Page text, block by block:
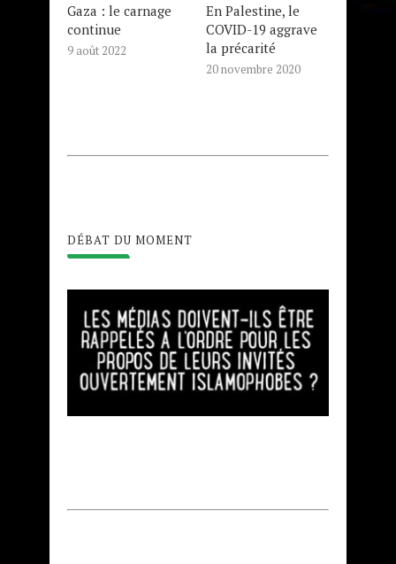
Gaza : le carnage
continue
9 août 2022
En Palestine, le
COVID-19 aggrave
la précarité
20 novembre 2020
DÉBAT DU MOMENT